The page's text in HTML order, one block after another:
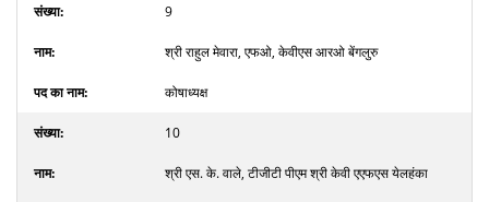
9
श्री राहुल मेवारा, एफओ, केवीएस आरओ बेंगलुरु
कोषाध्यक्ष
10
श्री एस. के. वाले, टीजीटी पीएम श्री केवी एएफएस येलहंका